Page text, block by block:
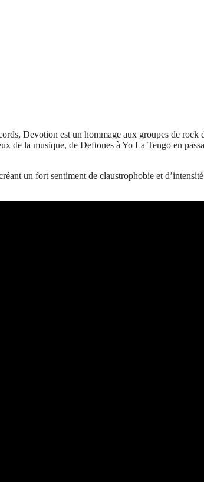
Devotion est un hommage aux groupes de rock
de la musique, de Deftones à Yo La Tengo en
un fort sentiment de claustrophobie et